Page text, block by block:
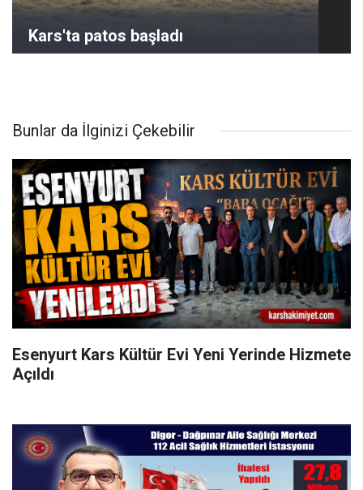
Kars'ta patos başladı
Bunlar da İlginizi Çekebilir
Esenyurt Kars Kültür Evi Yeni Yerinde Hizmete
Açıldı